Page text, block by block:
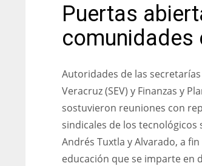
Puertas
comunidades
Autoridades de las
Veracruz (SEV) y Finanzas y
sostuvieron reuniones con
sindicales de los tecnológicos
Andrés Tuxtla y Alvarado, a
educación que se imparte en